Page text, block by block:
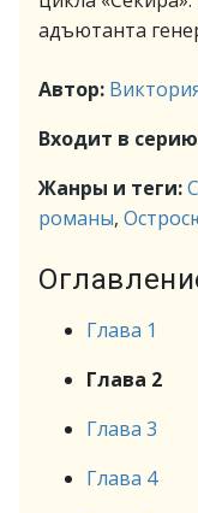
адъютанта
Автор:
Входит в
Жанры и теги:
романы,
Глава 1
Глава 2
Глава 3
Глава 4